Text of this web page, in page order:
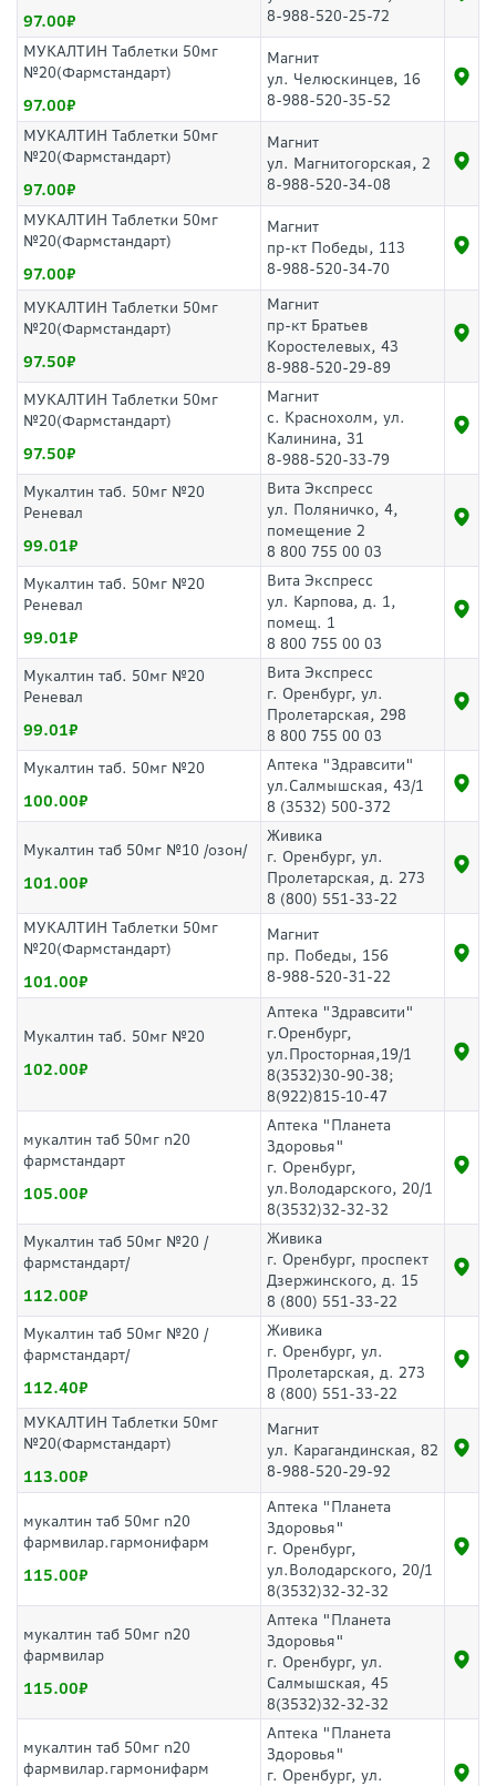
97.00
8-988-520-25-72
МУКАЛТИН Таблетки 50мг
№20(Фармстандарт)
97.00
Магнит
ул. Челюскинцев, 16
8-988-520-35-52
МУКАЛТИН Таблетки 50мг
№20(Фармстандарт)
97.00
Магнит
ул. Магнитогорская, 2
8-988-520-34-08
МУКАЛТИН Таблетки 50мг
№20(Фармстандарт)
97.00
Магнит
пр-кт Победы, 113
8-988-520-34-70
МУКАЛТИН Таблетки 50мг
№20(Фармстандарт)
97.50
Магнит
пр-кт Братьев
Коростелевых, 43
8-988-520-29-89
МУКАЛТИН Таблетки 50мг
№20(Фармстандарт)
97.50
Магнит
с. Краснохолм, ул.
Калинина, 31
8-988-520-33-79
Мукалтин таб. 50мг №20
Реневал
99.01
Вита Экспресс
ул. Поляничко, 4,
помещение 2
8 800 755 00 03
Мукалтин таб. 50мг №20
Реневал
99.01
Вита Экспресс
ул. Карпова, д. 1,
помещ. 1
8 800 755 00 03
Мукалтин таб. 50мг №20
Реневал
99.01
Вита Экспресс
г. Оренбург, ул.
Пролетарская, 298
8 800 755 00 03
Мукалтин таб. 50мг №20
100.00
Аптека "Здравсити"
ул.Салмышская, 43/1
8 (3532) 500-372
Мукалтин таб 50мг №10 /озон/
101.00
Живика
г. Оренбург, ул.
Пролетарская, д. 273
8 (800) 551-33-22
МУКАЛТИН Таблетки 50мг
№20(Фармстандарт)
101.00
Магнит
пр. Победы, 156
8-988-520-31-22
Мукалтин таб. 50мг №20
102.00
Аптека "Здравсити"
г.Оренбург,
ул.Просторная,19/1
8(3532)30-90-38;
8(922)815-10-47
мукалтин таб 50мг n20
фармстандарт
105.00
Аптека "Планета
Здоровья"
г. Оренбург,
ул.Володарского, 20/1
8(3532)32-32-32
Мукалтин таб 50мг №20 /
фармстандарт/
112.00
Живика
г. Оренбург, проспект
Дзержинского, д. 15
8 (800) 551-33-22
Мукалтин таб 50мг №20 /
фармстандарт/
112.40
Живика
г. Оренбург, ул.
Пролетарская, д. 273
8 (800) 551-33-22
МУКАЛТИН Таблетки 50мг
№20(Фармстандарт)
113.00
Магнит
ул. Карагандинская, 82
8-988-520-29-92
мукалтин таб 50мг n20
фармвилар.гармонифарм
115.00
Аптека "Планета
Здоровья"
г. Оренбург,
ул.Володарского, 20/1
8(3532)32-32-32
мукалтин таб 50мг n20
фармвилар
115.00
Аптека "Планета
Здоровья"
г. Оренбург, ул.
Салмышская, 45
8(3532)32-32-32
мукалтин таб 50мг n20
фармвилар.гармонифарм
Аптека "Планета
Здоровья"
г. Оренбург, ул.